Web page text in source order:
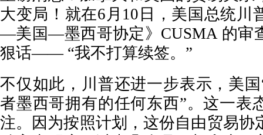
大变局！就在6月10日，美国总统川
—美国—墨西哥协定》CUSMA 的审
狠话—— “我不打算续签。”
不仅如此，川普还进一步表示，美
者墨西哥拥有的任何东西”。这一表
注。因为按照计划，这份自由贸易协